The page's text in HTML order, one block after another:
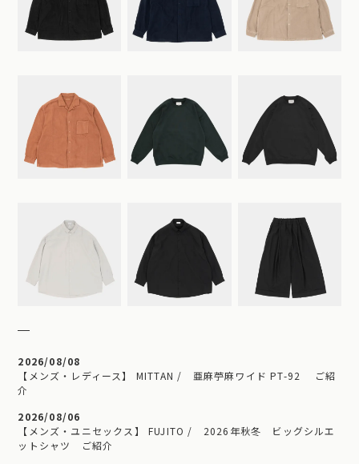
2026/08/08
【メンズ・レディース】 MITTAN / 亜麻苧麻ワイド PT-92 ご紹
介
2026/08/06
【メンズ・ユニセックス】 FUJITO / 2026年秋冬 ビッグシルエ
ットシャツ ご紹介